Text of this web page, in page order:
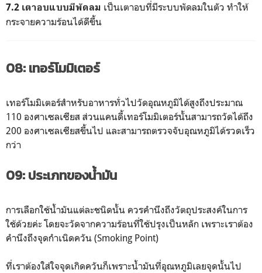
7.2 เตาอบแบบมีพัดลม เป็นเตาอบที่มีระบบพัดลมในตัว ทำให้
กระจายความร้อนได้ดีขึ้น
08: เทอร์โมมิเตอร์
เทอร์โมมิเตอร์สำหรับอาหารทั่วไปวัดอุณหภูมิได้สูงถึงประมาณ
110 องศาเซลเซียส ส่วนแคนดี้เทอร์โมมิเตอร์นั้นสามารถวัดได้ถึง
200 องศาเซลเซียสขึ้นไป และสามารถตรวจจับอุณหภูมิได้รวดเร็ว
กว่า
09: ประเภทของน้ำมัน
การเลือกใช้น้ำมันแต่ละชนิดนั้น ควรคำนึงถึงวัตถุประสงค์ในการ
ใช้ด้วยค่ะ โดยจะวัดจากความร้อนที่ใช้ปรุงเป็นหลัก เพราะเราต้อง
คำนึงถึงจุดกำเนิดควัน (Smoking Point)
ที่เราต้องใส่ใจจุดเกิดควันก็เพราะน้ำมันที่อุณหภูมิเลยจุดนั้นไป